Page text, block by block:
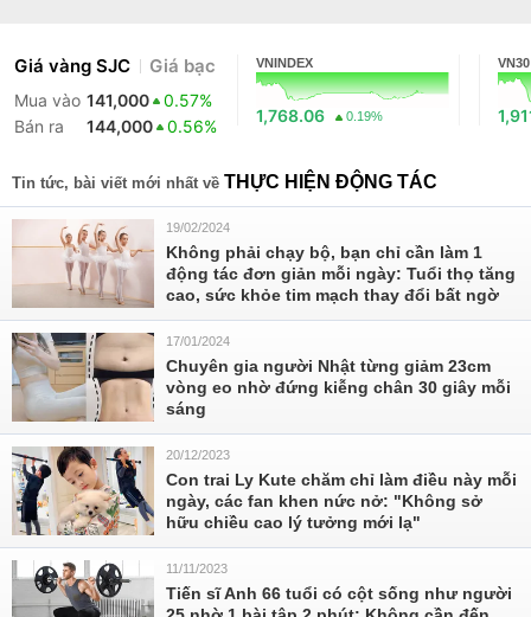
Giá vàng SJC Giá bạc
Mua vào 141,000
0.57%
Bán ra
144,000 0.56%
VNINDEX
1,768.06 0.19%
VN30
Tin tức, bài viết mới nhất về THỰC HIỆN ĐỘNG TÁC
19/02/2024
Không phải chạy bộ, bạn chỉ cần làm 1
động tác đơn giản mỗi ngày: Tuổi thọ tăng
cao, sức khỏe tim mạch thay đổi bất ngờ
17/01/2024
Chuyên gia người Nhật từng giảm 23cm
vòng eo nhờ đứng kiễng chân 30 giây mỗi
sáng
20/12/2023
Con trai Ly Kute chăm chỉ làm điều này mỗi
ngày, các fan khen nức nở: "Không sở
hữu chiều cao lý tưởng mới lạ"
11/11/2023
Tiến sĩ Anh 66 tuổi có cột sống như người